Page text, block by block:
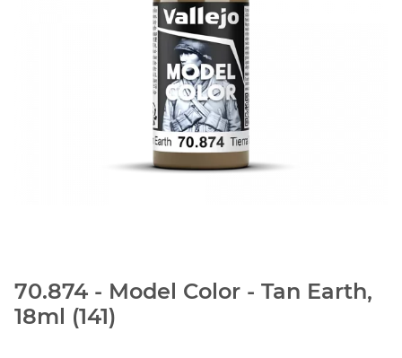
70.874 - Model Color - Tan Earth,
18ml (141)